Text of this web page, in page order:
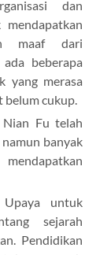
dan
maaf dari
beberapa
yang merasa
belum cukup.
Fu telah
banyak
untuk
sejarah
Pendidikan